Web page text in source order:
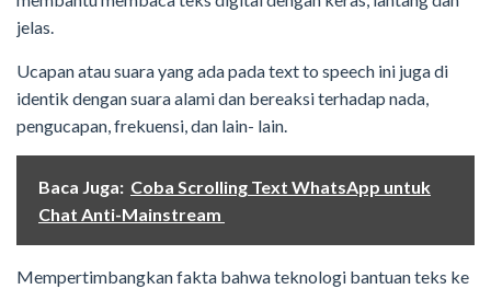
jelas.
Ucapan atau suara yang ada pada text to speech ini juga di
identik dengan suara alami dan bereaksi terhadap nada,
pengucapan, frekuensi, dan lain- lain.
Baca Juga: Coba Scrolling Text WhatsApp untuk
Chat Anti-Mainstream
Mempertimbangkan fakta bahwa teknologi bantuan teks ke